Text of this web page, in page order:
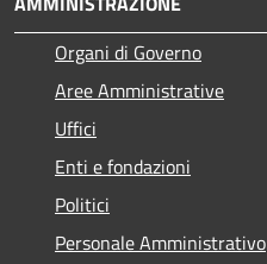
Organi di Governo
Aree Amministrative
Uffici
Enti e fondazioni
Politici
Personale Amministrativo